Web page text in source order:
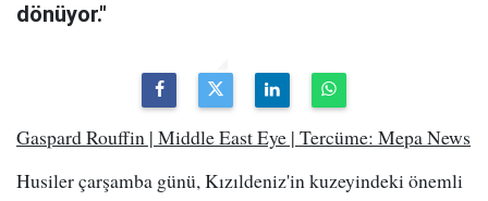
dönüyor."
Gaspard Rouffin | Middle East Eye | Tercüme: Mepa News
Husiler çarşamba günü, Kızıldeniz'in kuzeyindeki önemli